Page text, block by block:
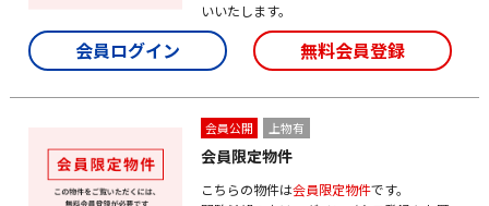
いいたします。
会員ログイン 無料会員登録
会員公開 上物有
会員限定物件
こちらの物件は会員限定物件です。